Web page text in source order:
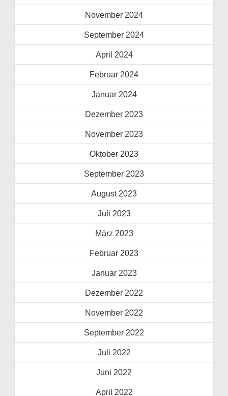
November 2024
September 2024
April 2024
Februar 2024
Januar 2024
Dezember 2023
November 2023
Oktober 2023
September 2023
August 2023
Juli 2023
März 2023
Februar 2023
Januar 2023
Dezember 2022
November 2022
September 2022
Juli 2022
Juni 2022
April 2022